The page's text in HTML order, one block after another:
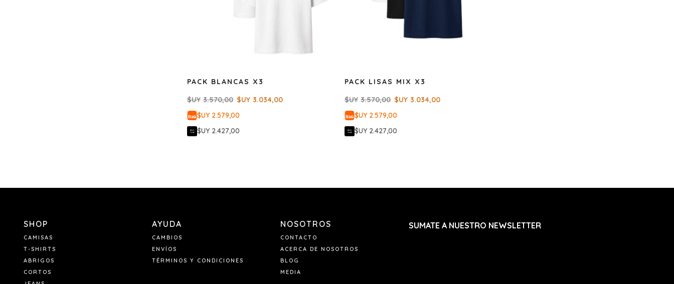
PACK BLANCAS X3
$UY 3.570,00 $UY 3.034,00
$UY 2.579,00
$UY 2.427,00
PACK LISAS MIX X3
$UY 3.570,00 $UY 3.034,00
$UY 2.579,00
$UY 2.427,00
SHOP
CAMISAS
T-SHIRTS
ABRIGOS
CORTOS
AYUDA
CAMBIOS
ENVÍOS
TÉRMINOS Y CONDICIONES
NOSOTROS
CONTACTO
ACERCA DE NOSOTROS
BLOG
MEDIA
SUMATE A NUESTRO NEWSLETTER